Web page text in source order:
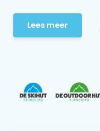
Lees meer